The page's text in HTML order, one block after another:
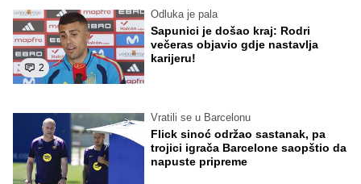
2
Odluka je pala
Sapunici je došao kraj: Rodri
večeras objavio gdje nastavlja
karijeru!
Vratili se u Barcelonu
Flick sinoć održao sastanak, pa
trojici igrača Barcelone saopštio da
napuste pripreme